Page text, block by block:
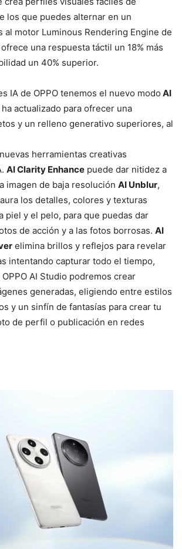
los que puedes alternar en un
al motor Luminous Rendering Engine de
una respuesta táctil un 18% más
un 40% superior.
IA de OPPO tenemos el nuevo modo AI
actualizado para ofrecer una
y un relleno generativo superiores, al
herramientas creativas
AI Clarity Enhance puede dar nitidez a
imagen de baja resolución AI Unblur,
los detalles, colores y texturas
piel y el pelo, para que puedas dar
de acción y a las fotos borrosas. AI
elimina brillos y reflejos para revelar
intentando capturar todo el tiempo,
AI Studio podremos crear
generadas, eligiendo entre estilos
y un sinfín de fantasías para crear tu
de perfil o publicación en redes